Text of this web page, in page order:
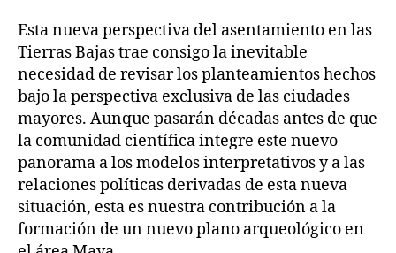
Esta nueva perspectiva del asentamiento en las
Tierras Bajas trae consigo la inevitable
necesidad de revisar los planteamientos hechos
bajo la perspectiva exclusiva de las ciudades
mayores. Aunque pasarán décadas antes de que
la comunidad científica integre este nuevo
panorama a los modelos interpretativos y a las
relaciones políticas derivadas de esta nueva
situación, esta es nuestra contribución a la
formación de un nuevo plano arqueológico en